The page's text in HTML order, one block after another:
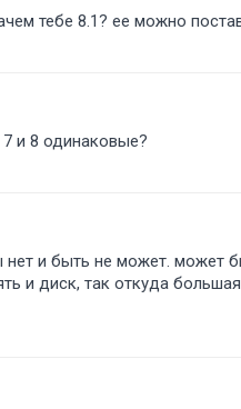
тебе 8.1? ее можно
7 и 8 одинаковые
и быть не может. может
и диск, так откуда